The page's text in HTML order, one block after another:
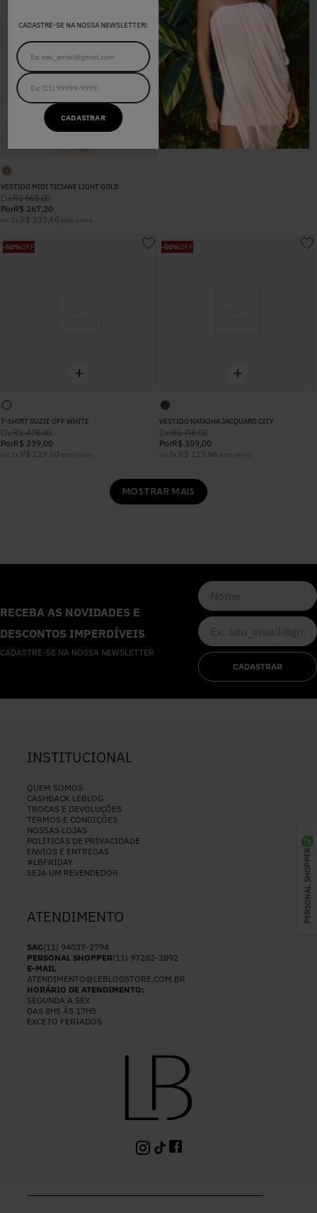
CADASTRE-SE NA NOSSA NEWSLETTER!
CADASTRAR
PERSONAL SHOPPER
VESTIDO MIDI TICIANE LIGHT GOLD
DeR$ 668,00
PorR$ 267,20
ou 2 x R$ 133,60 sem juros
CORSELET CAMILA PRETO
R$
00
334 ,00
ou x R$ 111 sem juros
-50%OFF
T-SHIRT SUZIE OFF WHITE
DeR$ 478,00
PorR$ 239,00
ou 2 x R$ 119, 50 sem juros
-50%OFF
VESTIDO NATASHA JACQUARD CITY
DeR$ 718,00
PorR$ 359,00
ou 3 x R$ 119,66 sem juros
MOSTRAR MAIS
RECEBA AS NOVIDADES E
DESCONTOS IMPERDÍVEIS
CADASTRE-SE NA NOSSA NEWSLETTER
CADASTRAR
INSTITUCIONAL
QUEM SOMOS
CASHBACK LEBLOG
TROCAS E DEVOLUÇÕES
TERMOS E CONDIÇÕES
NOSSAS LOJAS
POLÍTICAS DE PRIVACIDADE
ENVIOS E ENTREGAS
#LBFRIDAY
SEJA UM REVENDEDOR
ATENDIMENTO
SAC(11) 94037-2794
PERSONAL SHOPPER(11) 97282-2892
E-MAIL
ATENDIMENTO@LEBLOGSTORE.COM.BR
HORÁRIO DE ATENDIMENTO:
SEGUNDA A SEX
DAS 8HS ÀS 17HS
EXCETO FERIADOS